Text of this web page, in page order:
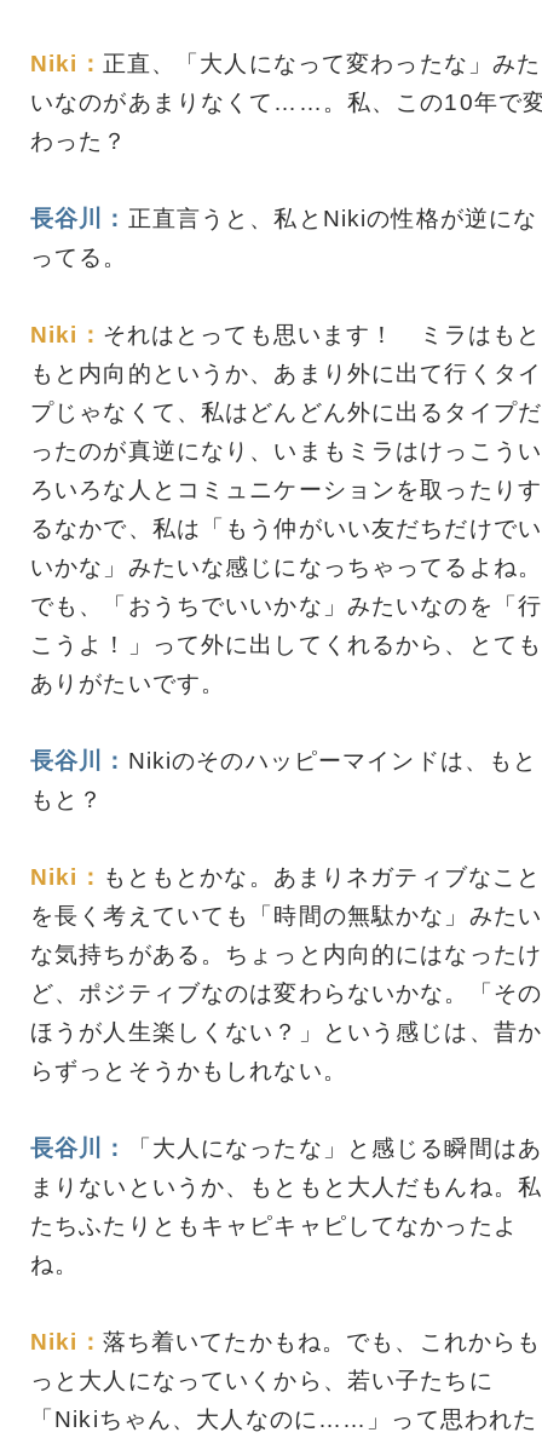
Niki： 正直、「大人になって変わったな」みた
いなのがあまりなくて……。私、この10年で
わった？
長谷川： 正直言うと、私とNikiの性格が逆にな
ってる。
Niki： それはとっても思います！ ミラはもと
もと内向的というか、あまり外に出て行くタイ
プじゃなくて、私はどんどん外に出るタイプだ
ったのが真逆になり、いまもミラはけっこうい
ろいろな人とコミュニケーションを取ったりす
るなかで、私は「もう仲がいい友だちだけでい
いかな」みたいな感じになっちゃってるよね。
でも、「おうちでいいかな」みたいなのを「行
こうよ！」って外に出してくれるから、とても
ありがたいです。
長谷川： Nikiのそのハッピーマインドは、もと
もと？
Niki： もともとかな。あまりネガティブなこと
を長く考えていても「時間の無駄かな」みたい
な気持ちがある。ちょっと内向的にはなったけ
ど、ポジティブなのは変わらないかな。「その
ほうが人生楽しくない？」という感じは、昔か
らずっとそうかもしれない。
長谷川：
「大人になったな」と感じる瞬間はあ
まりないというか、もともと大人だもんね。私
たちふたりともキャピキャピしてなかったよ
ね。
Niki： 落ち着いてたかもね。でも、これからも
っと大人になっていくから、若い子たちに
「Nikiちゃん、大人なのに……」って思われた